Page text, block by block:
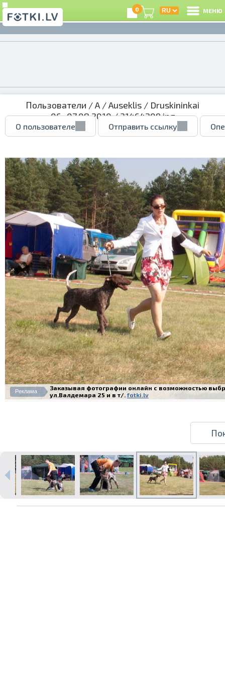
Печать в течение 1 часа в Риге –
закажите онлайн
Различные форматы и виды
0 МЕНЮ
Пользователи /A /Auseklis / Druskininkai
06.-07.08.2010/ 31464209.jpg
О пользователе Отправить ссылку
Реклама
Заказывая фотографии онлайн с возможностью
ул.Валдемара 25 и в т/. fotki.lv